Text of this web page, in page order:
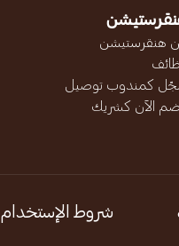
هنقرستيشن
كمندوب توصيل
الآن كشريك
شروط الإستخدام